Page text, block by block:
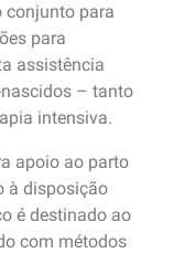
conjunto para
para
assistência
– tanto
intensiva.
apoio ao parto
à disposição
é destinado ao
com métodos